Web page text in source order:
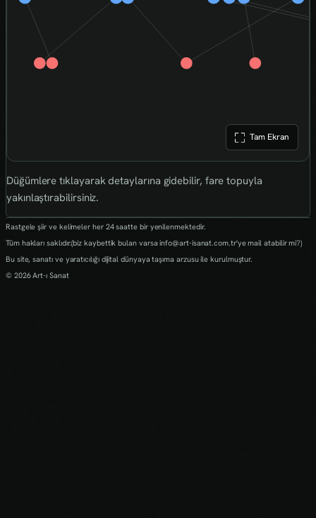
Tam Ekran
Düğümlere tıklayarak detaylarına gidebilir, fare topuyla
yakınlaştırabilirsiniz.
Rastgele şiir ve kelimeler her 24 saatte bir yenilenmektedir.
Tüm hakları saklıdır.(biz kaybettik bulan varsa info@art-isanat.com.tr'ye mail atabilir mi?)
Bu site, sanatı ve yaratıcılığı dijital dünyaya taşıma arzusu ile kurulmuştur.
© 2026 Art-ı Sanat